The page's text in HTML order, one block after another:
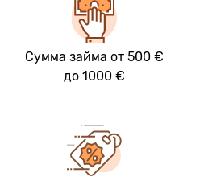
Сумма займа от 500 €
до 1000 €